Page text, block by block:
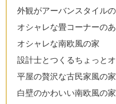
外観がアーバンスタイル
オシャレな畳コーナーの
オシャレな南欧風の家
設計士とつくるちょっと
平屋の贅沢な古民家風の家
白壁のかわいい南欧風の家